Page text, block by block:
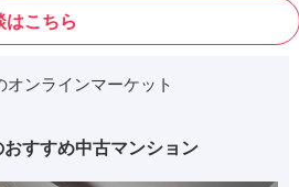
はこちら
ンラインマーケット
すすめ中古マンション